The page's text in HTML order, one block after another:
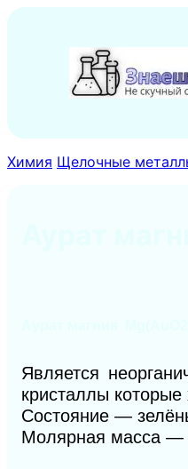
содержимому
Химия Щелочные
Является
кристаллы
Состояние —
Молярная масса —